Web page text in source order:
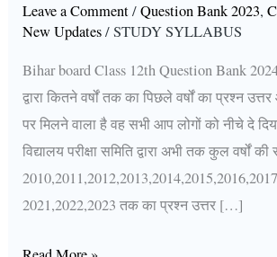
Leave a Comment/Question Bank 2023,
New Updates/STUDY SYLLABUS
Bihar board Class 12th Question Bank 2024
द्वारा कितने वर्षों तक का पिछले वर्षों का प्रश्न
पर मिलने वाला है वह सभी आप लोगों को नीचे दे
विद्यालय परीक्षा समिति द्वारा अभी तक कुल वर्षों
2021,2022,2023 तक का प्रश्न उत्तर […]